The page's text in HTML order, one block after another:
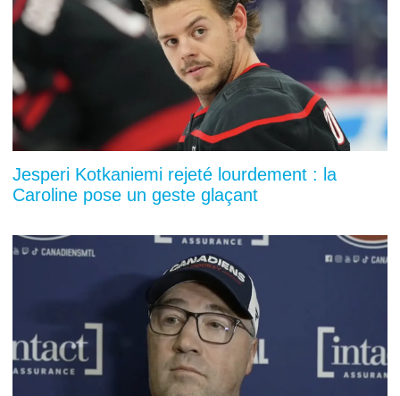
Jesperi Kotkaniemi rejeté lourdement : la
Caroline pose un geste glaçant